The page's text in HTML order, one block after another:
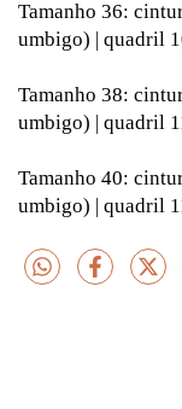
Tamanho 36:
umbigo) | quadril
Tamanho 38:
umbigo) | quadril
Tamanho 40:
umbigo) | quadril